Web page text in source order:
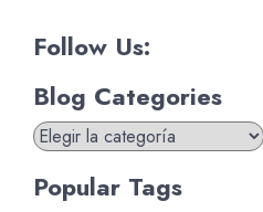
Follow Us:
Blog Categories
Blog
Categories
Popular Tags